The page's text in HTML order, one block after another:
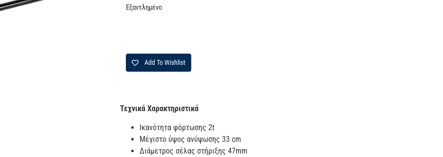
Εξαντλημένο
Add To Wishlist
Τεχνικά Χαρακτηριστικά
Ικανότητα φόρτωσης 2t
Μέγιστο ύψος ανύψωσης 33 cm
Διάμετρος σέλας στήριξης 47mm